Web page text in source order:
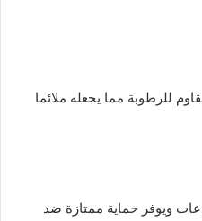
للرطوبة مما يجعله ملائما
ويوفر حماية ممتازة ضد